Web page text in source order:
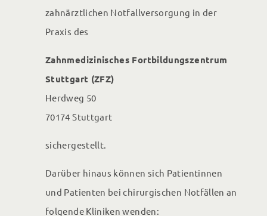
zahnärztlichen Notfallversorgung in der
Praxis des
Zahnmedizinisches Fortbildungs­zentrum
Stuttgart (ZFZ)
Herdweg 50
70174 Stuttgart
sichergestellt.
Darüber hinaus können sich Patientinnen
und Patienten bei chirurgischen Notfällen an
folgende Kliniken wenden: